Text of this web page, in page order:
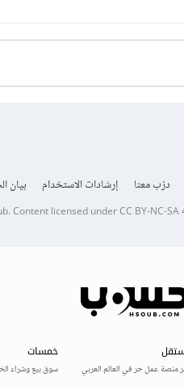
درّب معنا إرشادات الاستخدام بيان
.Content licensed underCC BY-NC-SA